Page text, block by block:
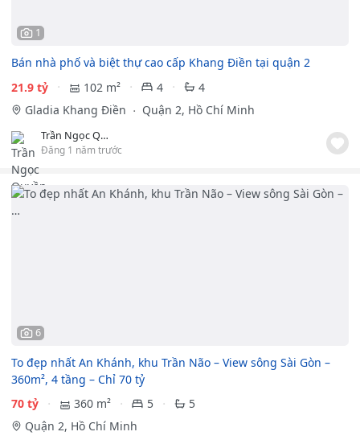
1
Bán nhà phố và biệt thự cao cấp Khang Điền tại quận 2
21.9 tỷ
102 m² 4
4
Gladia Khang Điền
Quận 2, Hồ Chí Minh
Trần Ngọc Quyền
Đăng 1 năm trước
6
To đẹp nhất An Khánh, khu Trần Não – View sông Sài Gòn –
360m², 4 tầng – Chỉ 70 tỷ
70 tỷ
360 m² 5
5
Quận 2, Hồ Chí Minh